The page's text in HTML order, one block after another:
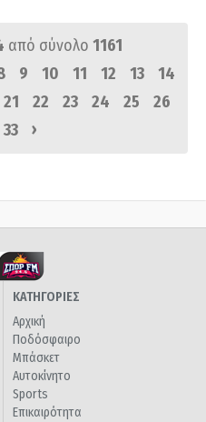
από σύνολο 1161
9 10 11 12 13
14
21 22 23 24 25
26
33 ›
ΚΑΤΗΓΟΡΙΕΣ
Αρχική
Ποδόσφαιρο
Μπάσκετ
Αυτοκίνητο
Sports
Επικαιρότητα